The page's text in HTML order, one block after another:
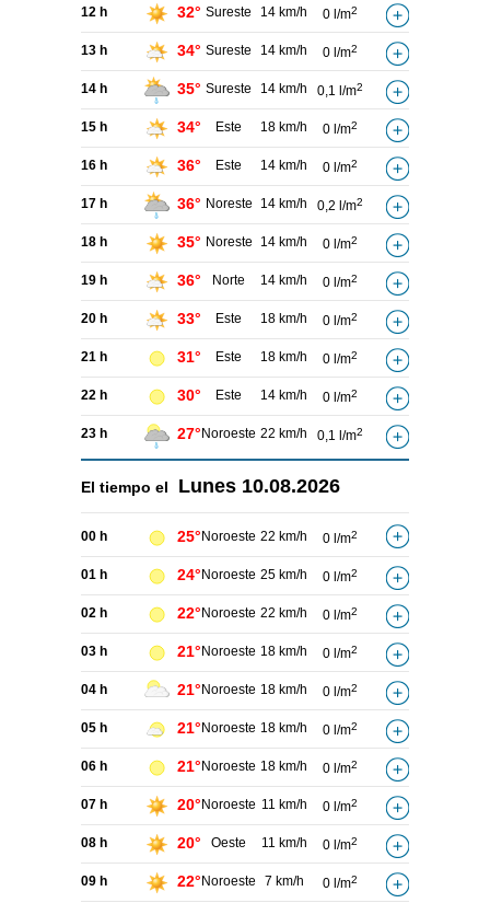
12 h 32° Sureste 14 km/h 0 l/m2
13 h 34° Sureste 14 km/h 0 l/m2
14 h 35° Sureste 14 km/h 0,1 l/m2
15 h 34° Este 18 km/h 0 l/m2
16 h 36° Este 14 km/h 0 l/m2
17 h 36° Noreste 14 km/h 0,2 l/m2
18 h 35° Noreste 14 km/h 0 l/m2
19 h 36° Norte 14 km/h 0 l/m2
20 h 33° Este 18 km/h 0 l/m2
21 h 31° Este 18 km/h 0 l/m2
22 h 30° Este 14 km/h 0 l/m2
23 h 27° Noroeste 22 km/h 0,1 l/m2
El tiempo el Lunes 10.08.2026
00 h 25° Noroeste 22 km/h 0 l/m2
01 h 24° Noroeste 25 km/h 0 l/m2
02 h 22° Noroeste 22 km/h 0 l/m2
03 h 21° Noroeste 18 km/h 0 l/m2
04 h 21° Noroeste 18 km/h 0 l/m2
05 h 21° Noroeste 18 km/h 0 l/m2
06 h 21° Noroeste 18 km/h 0 l/m2
07 h 20° Noroeste 11 km/h 0 l/m2
08 h 20° Oeste 11 km/h 0 l/m2
09 h 22° Noroeste 7 km/h 0 l/m2